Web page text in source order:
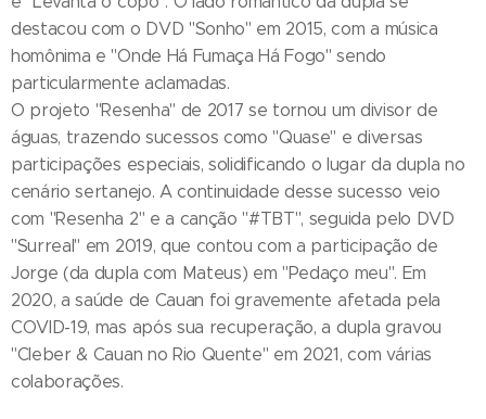
destacou com o DVD "Sonho" em 2015, com a música
homônima e "Onde Há Fumaça Há Fogo" sendo
particularmente aclamadas.
O projeto "Resenha" de 2017 se tornou um divisor de
águas, trazendo sucessos como "Quase" e diversas
participações especiais, solidificando o lugar da dupla no
cenário sertanejo. A continuidade desse sucesso veio
com "Resenha 2" e a canção "#TBT", seguida pelo DVD
"Surreal" em 2019, que contou com a participação de
Jorge (da dupla com Mateus) em "Pedaço meu". Em
2020, a saúde de Cauan foi gravemente afetada pela
COVID-19, mas após sua recuperação, a dupla gravou
"Cleber & Cauan no Rio Quente" em 2021, com várias
colaborações.